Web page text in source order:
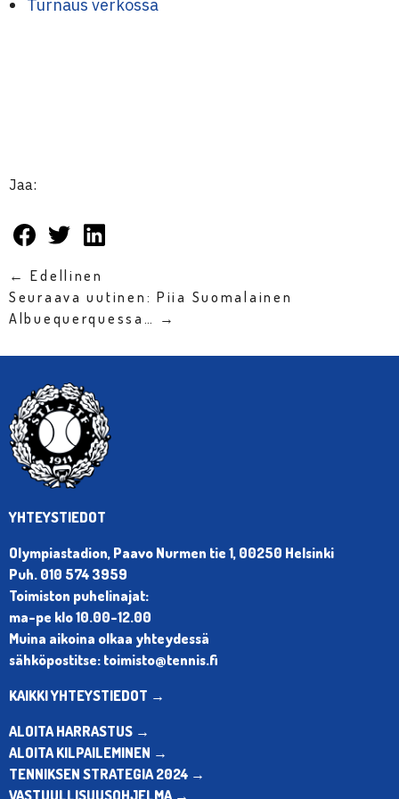
Turnaus verkossa
Jaa:
← Edellinen
Seuraava uutinen: Piia Suomalainen
Albuequerquessa… →
YHTEYSTIEDOT
Olympiastadion, Paavo Nurmen tie 1, 00250 Helsinki
Puh. 010 574 3959
Toimiston puhelinajat:
ma-pe klo 10.00-12.00
Muina aikoina olkaa yhteydessä
sähköpostitse: toimisto@tennis.fi
KAIKKI YHTEYSTIEDOT →
ALOITA HARRASTUS →
ALOITA KILPAILEMINEN →
TENNIKSEN STRATEGIA 2024 →
VASTUULLISUUSOHJELMA →